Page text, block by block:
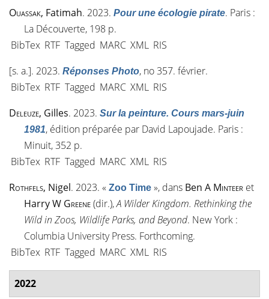
Ouassak, Fatimah. 2023. Pour une écologie pirate. Paris :
La Découverte, 198 p.
BibTex RTF Tagged MARC XML RIS
[s. a.]. 2023. Réponses Photo, no 357. février.
BibTex RTF Tagged MARC XML RIS
Deleuze, Gilles. 2023. Sur la peinture. Cours mars-juin
1981, édition préparée par David Lapoujade. Paris :
Minuit, 352 p.
BibTex RTF Tagged MARC XML RIS
Rothfels, Nigel. 2023. « Zoo Time », dans Ben A Minteer et
Harry W Greene(dir.),A Wilder Kingdom. Rethinking the
Wild in Zoos, Wildlife Parks, and Beyond. New York :
Columbia University Press. Forthcoming.
BibTex RTF Tagged MARC XML RIS
2022